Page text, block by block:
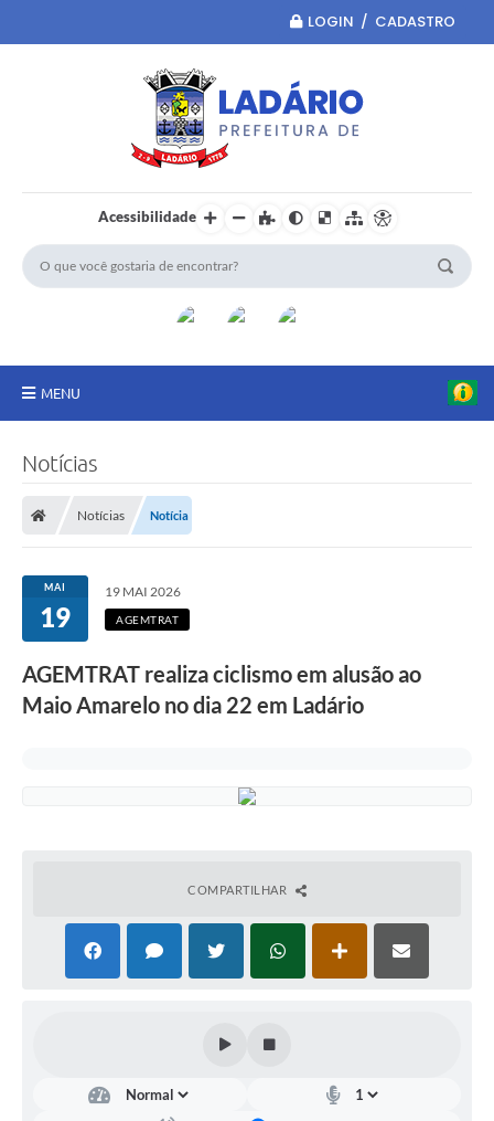
LOGIN / CADASTRO
Acessibilidade
MENU
LICITAÇÕES E CONTRATOS
Secretarias
Leis e Decretos
Nossa Cidade
Galeria de Fotos
Telefones Úteis
Notícias
Notícias Notícia
MAI
19
19 MAI 2026
AGEMTRAT
AGEMTRAT realiza ciclismo em alusão ao
Maio Amarelo no dia 22 em Ladário
COMPARTILHAR